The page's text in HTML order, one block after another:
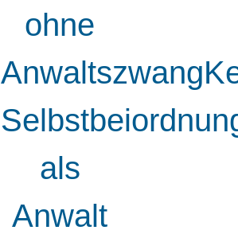
ohne
als
Anwalt